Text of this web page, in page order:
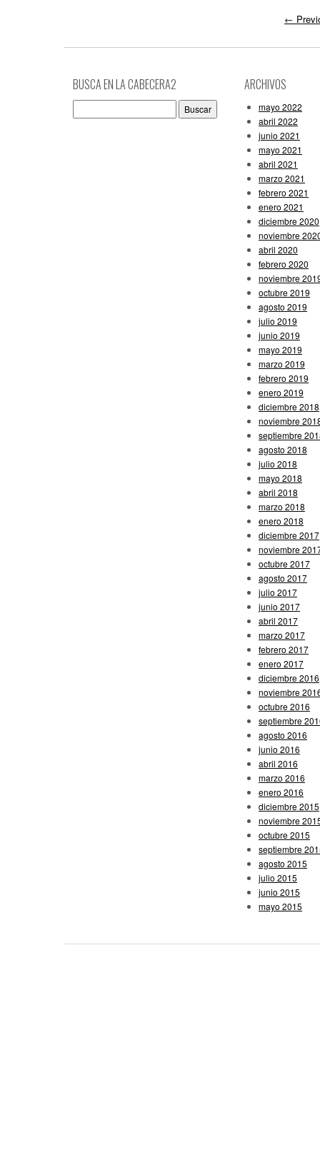
←
BUSCA EN LA CABECERA2 ARCHIVOS
mayo 2022
abril 2022
junio 2021
mayo 2021
abril 2021
marzo 2021
febrero 2021
enero 2021
diciembre 2020
noviembre
abril 2020
febrero 2020
noviembre
octubre 2019
agosto 2019
julio 2019
junio 2019
mayo 2019
marzo 2019
febrero 2019
enero 2019
diciembre 2018
noviembre
septiembre
agosto 2018
julio 2018
mayo 2018
abril 2018
marzo 2018
enero 2018
diciembre 2017
noviembre
octubre 2017
agosto 2017
julio 2017
junio 2017
abril 2017
marzo 2017
febrero 2017
enero 2017
diciembre 2016
noviembre
octubre 2016
septiembre
agosto 2016
junio 2016
abril 2016
marzo 2016
enero 2016
diciembre 2015
noviembre
octubre 2015
septiembre
agosto 2015
julio 2015
junio 2015
mayo 2015